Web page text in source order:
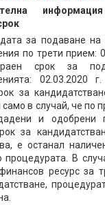
проекти по
или ако
наличен финансов
В случай, че
ресурс за
за подаване на
по трети прием:
срок за
02.03.2020
за
в случай, че по
и одобрени
за
е останал
процедурата. В
ресурс за